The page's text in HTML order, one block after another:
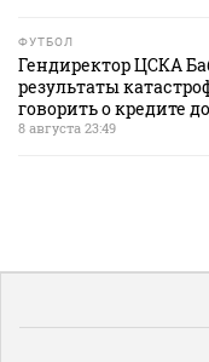
ФУТБОЛ
Гендиректор ЦСКА
результаты
говорить о кредите
8 августа 23:49